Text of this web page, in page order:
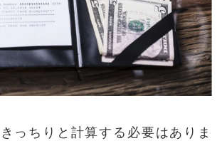
っちりと計算する必要はありま